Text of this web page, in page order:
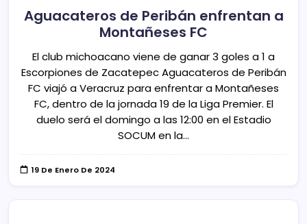
Aguacateros de Peribán enfrentan a
Montañeses FC
El club michoacano viene de ganar 3 goles a 1 a
Escorpiones de Zacatepec Aguacateros de Peribán
FC viajó a Veracruz para enfrentar a Montañeses
FC, dentro de la jornada 19 de la Liga Premier. El
duelo será el domingo a las 12:00 en el Estadio
SOCUM en la…
19 De Enero De 2024